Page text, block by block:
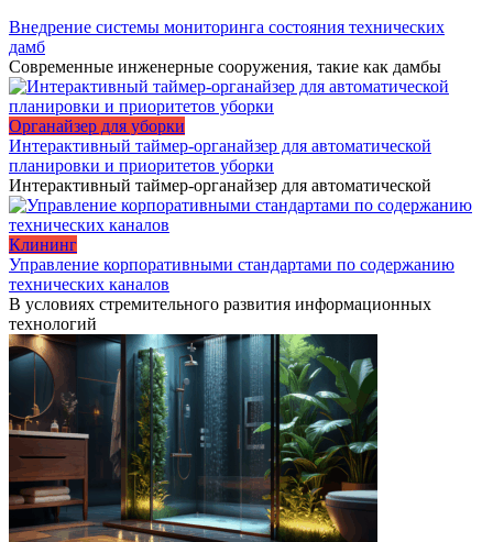
Внедрение системы мониторинга состояния технических
дамб
Современные инженерные сооружения, такие как дамбы
Органайзер для уборки
Интерактивный таймер-органайзер для автоматической
планировки и приоритетов уборки
Интерактивный таймер-органайзер для автоматической
Клининг
Управление корпоративными стандартами по содержанию
технических каналов
В условиях стремительного развития информационных
технологий